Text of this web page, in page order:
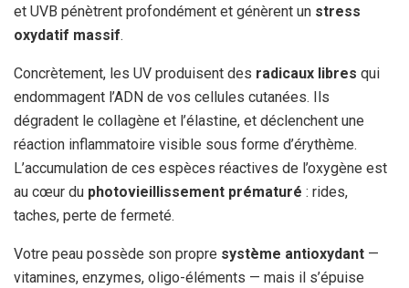
et UVB pénètrent profondément et génèrent un stress
oxydatif massif.
Concrètement, les UV produisent des radicaux libres qui
endommagent l’ADN de vos cellules cutanées. Ils
dégradent le collagène et l’élastine, et déclenchent une
réaction inflammatoire visible sous forme d’érythème.
L’accumulation de ces espèces réactives de l’oxygène est
au cœur du photovieillissement prématuré : rides,
taches, perte de fermeté.
Votre peau possède son propre système antioxydant —
vitamines, enzymes, oligo-éléments — mais il s’épuise